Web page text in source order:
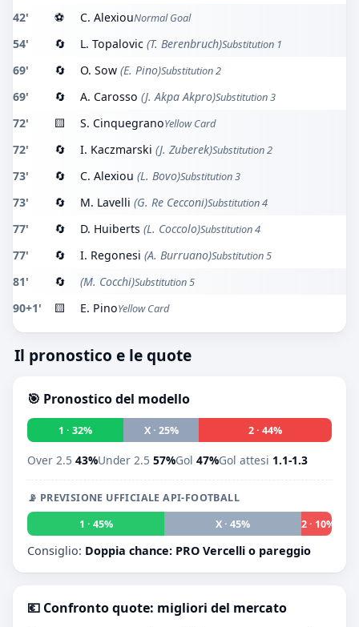
42' ⚽ C. AlexiouNormal Goal
54' 🔄 L. Topalovic (T. Berenbruch)Substitution 1
69' 🔄 O. Sow (E. Pino)Substitution 2
69' 🔄 A. Carosso (J. Akpa Akpro)Substitution 3
72' 🟨 S. CinquegranoYellow Card
72' 🔄 I. Kaczmarski (J. Zuberek)Substitution 2
73' 🔄 C. Alexiou (L. Bovo)Substitution 3
73' 🔄 M. Lavelli (G. Re Cecconi)Substitution 4
77' 🔄 D. Huiberts (L. Coccolo)Substitution 4
77' 🔄 I. Regonesi (A. Burruano)Substitution 5
81' 🔄 (M. Cocchi)Substitution 5
90+1' 🟨 E. PinoYellow Card
Il pronostico e le quote
🎯 Pronostico del modello
1 · 32% X · 25% 2 · 44%
Over 2.5 43%Under 2.5 57%Gol 47%Gol attesi 1.1-1.3
📡 PREVISIONE UFFICIALE API-FOOTBALL
1 · 45%
X · 45% 2 · 10%
Consiglio: Doppia chance: PRO Vercelli o pareggio
💶 Confronto quote: migliori del mercato